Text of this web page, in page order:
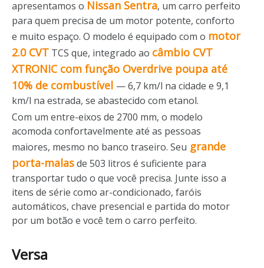
apresentamos o Nissan Sentra, um carro perfeito
para quem precisa de um motor potente, conforto
e muito espaço. O modelo é equipado com o motor
2.0 CVT TCS que, integrado ao câmbio CVT
XTRONIC com função Overdrive poupa até
10% de combustível — 6,7 km/l na cidade e 9,1
km/l na estrada, se abastecido com etanol.
Com um entre-eixos de 2700 mm, o modelo
acomoda confortavelmente até as pessoas
maiores, mesmo no banco traseiro. Seu grande
porta-malasde 503 litros é suficiente para
transportar tudo o que você precisa. Junte isso a
itens de série como ar-condicionado, faróis
automáticos, chave presencial e partida do motor
por um botão e você tem o carro perfeito.
Versa